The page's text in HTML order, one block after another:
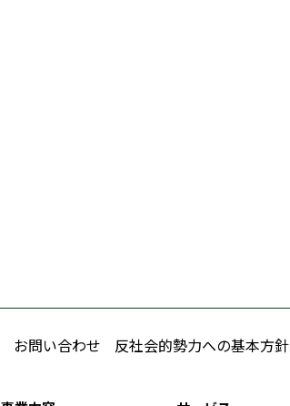
お問い合わせ 反社会的勢力への基本方針